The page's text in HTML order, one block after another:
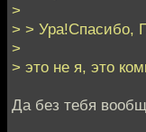
>
> > Ура!Спасибо,
>
> это не я, это
Да без тебя